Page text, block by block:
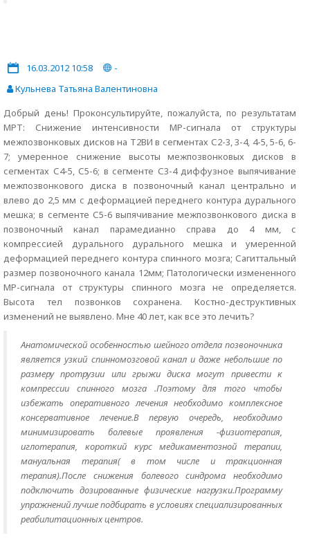
16.03.2012 10:58
-
Кульнева Татьяна Валентиновна
Добрый день! Проконсультируйте, пожалуйста, по результатам
МРТ: Снижение интенсивности МР-сигнала от структуры
межпозвонковых дисков на Т2ВИ в сегментах С2-3, 3-4, 4-5, 5-6, 6-
7; умеренное снижение высоты межпозвонковых дисков в
сегментах С4-5, С5-6; в сегменте С3-4 диффузное выпячивание
межпозвонкового диска в позвоночный канал центрально и
влево до 2,5 мм с деформацией переднего контура дурального
мешка; в сегменте С5-6 выпячивание межпозвонкового диска в
позвоночный канал парамедианно справа до 4 мм, с
компрессией дурального дурального мешка и умеренной
деформацией переднего контура спинного мозга; Сагиттальный
размер позвоночного канала 12мм; Патологически измененного
МР-сигнала от структуры спинного мозга не определяется.
Высота тел позвонков сохранена. Костно-деструктивных
изменений не выявлено. Мне 40 лет, как все это лечить?
Анатомической особенностью шейного отдела позвоночника
является узкий спинномозговой канал и даже небольшие по
размеру протрузии или грыжи диска могут привести к
компрессии спинного мозга .Поэтому для того чтобы
избежать оперативного лечения необходимо комплексное
консервативное лечение.В первую очередь, необходимо
минимизировать болевые проявления -физиотерапия,
иглотерапия, короткий курс медикаментозной терапии,
мануальная терапия( в том числе и тракционная
терапия).После снижения болевого синдрома необходимо
подключить дозированные физические нагрузки.Программу
упражнений лучше подбирать в условиях специализированных
реабилитационных центров.